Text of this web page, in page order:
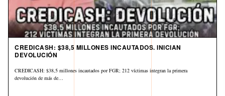
CREDICASH: $38,5 MILLONES INCAUTADOS. INICIAN
DEVOLUCIÓN
CREDICASH: $38,5 millones incautados por FGR; 212 víctimas integran la primera
devolución de más de…